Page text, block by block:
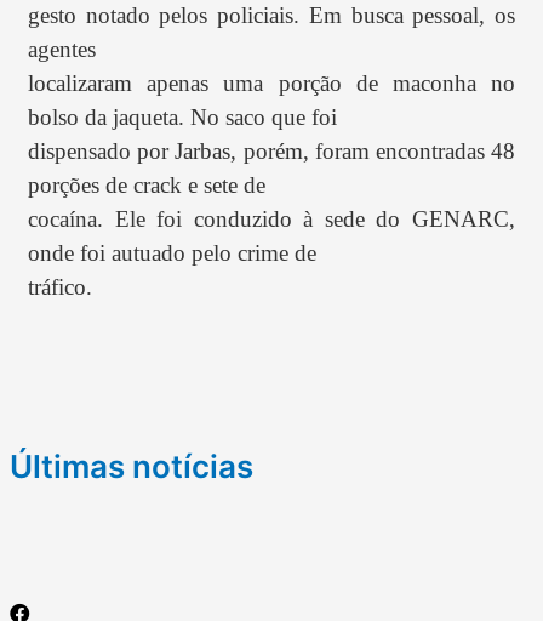
gesto notado pelos policiais. Em busca pessoal, os
agentes
localizaram apenas uma porção de maconha no
bolso da jaqueta. No saco que foi
dispensado por Jarbas, porém, foram encontradas 48
porções de crack e sete de
cocaína. Ele foi conduzido à sede do GENARC,
onde foi autuado pelo crime de
tráfico.
Últimas notícias